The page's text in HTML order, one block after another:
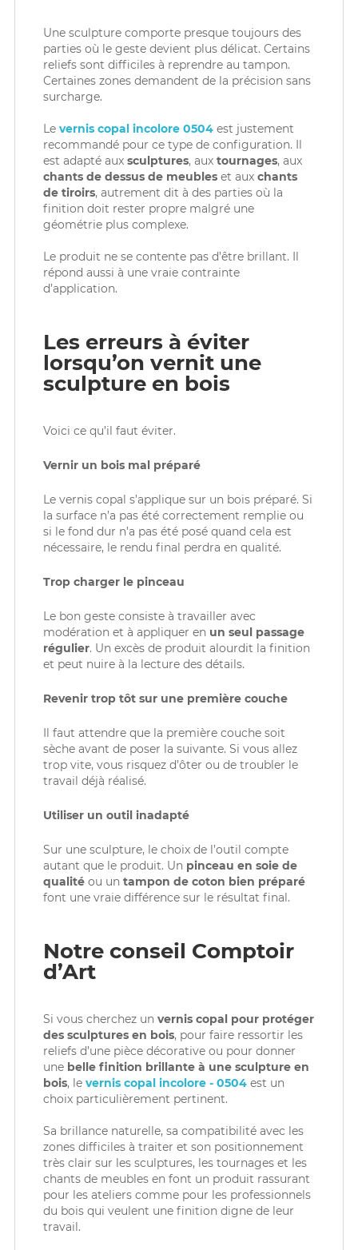
Une sculpture comporte presque toujours des
parties où le geste devient plus délicat. Certains
reliefs sont difficiles à reprendre au tampon.
Certaines zones demandent de la précision sans
surcharge.
Le vernis copal incolore 0504est justement
recommandé pour ce type de configuration. Il
est adapté aux sculptures, aux tournages, aux
chants de dessus de meubleset aux chants
de tiroirs, autrement dit à des parties où la
finition doit rester propre malgré une
géométrie plus complexe.
Le produit ne se contente pas d’être brillant. Il
répond aussi à une vraie contrainte
d’application.
Les erreurs à éviter
lorsqu’on vernit une
sculpture en bois
Voici ce qu’il faut éviter.
Vernir un bois mal préparé
Le vernis copal s’applique sur un bois préparé. Si
la surface n’a pas été correctement remplie ou
si le fond dur n’a pas été posé quand cela est
nécessaire, le rendu final perdra en qualité.
Trop charger le pinceau
Le bon geste consiste à travailler avec
modération et à appliquer en un seul passage
régulier. Un excès de produit alourdit la finition
et peut nuire à la lecture des détails.
Revenir trop tôt sur une première couche
Il faut attendre que la première couche soit
sèche avant de poser la suivante. Si vous allez
trop vite, vous risquez d’ôter ou de troubler le
travail déjà réalisé.
Utiliser un outil inadapté
Sur une sculpture, le choix de l’outil compte
autant que le produit. Un pinceau en soie de
qualitéou un tampon de coton bien préparé
font une vraie différence sur le résultat final.
Notre conseil Comptoir
d’Art
Si vous cherchez unvernis copal pour protéger
des sculptures en bois, pour faire ressortir les
reliefs d’une pièce décorative ou pour donner
une belle finition brillante à une sculpture en
bois, le vernis copal incolore - 0504est un
choix particulièrement pertinent.
Sa brillance naturelle, sa compatibilité avec les
zones difficiles à traiter et son positionnement
très clair sur les sculptures, les tournages et les
chants de meubles en font un produit rassurant
pour les ateliers comme pour les professionnels
du bois qui veulent une finition digne de leur
travail.